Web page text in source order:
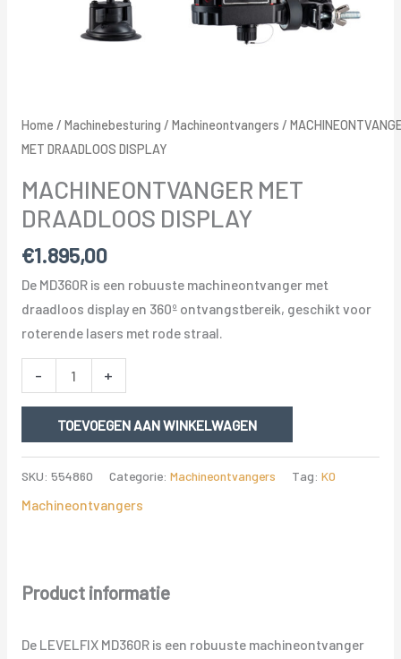
Home / Machinebesturing / Machineontvangers /
MET DRAADLOOS DISPLAY
MACHINEONTVANGER MET
DRAADLOOS DISPLAY
€1.895,00
De MD360R is een robuuste machineontvanger met
draadloos display en 360º ontvangstbereik, geschikt voor
roterende lasers met rode straal.
-
MACHINEONTVANGER
MET
DRAADLOOS
DISPLAY
+
TOEVOEGEN AAN WINKELWAGEN
SKU: 554860 Categorie: Machineontvangers Tag: K0
Machineontvangers
Product informatie
De LEVELFIX MD360R is een robuuste machineontvanger